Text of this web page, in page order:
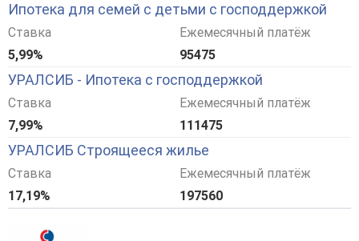
Ипотека для семей с детьми с господдержкой
Ставка
5,99%
Ежемесячный платёж
95475
УРАЛСИБ - Ипотека с господдержкой
Ставка
7,99%
Ежемесячный платёж
111475
УРАЛСИБ Строящееся жилье
Ставка
17,19%
Ежемесячный платёж
197560